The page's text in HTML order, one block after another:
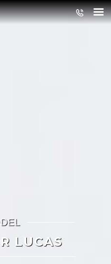
LUCAS